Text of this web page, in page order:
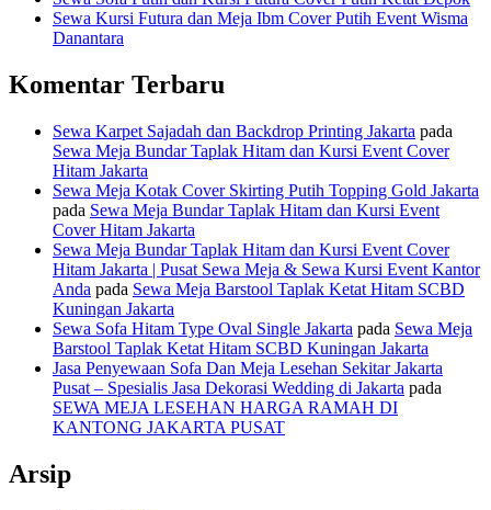
Sewa Kursi Futura dan Meja Ibm Cover Putih Event Wisma
Danantara
Komentar Terbaru
Sewa Karpet Sajadah dan Backdrop Printing Jakarta pada
Sewa Meja Bundar Taplak Hitam dan Kursi Event Cover
Hitam Jakarta
Sewa Meja Kotak Cover Skirting Putih Topping Gold Jakarta
pada Sewa Meja Bundar Taplak Hitam dan Kursi Event
Cover Hitam Jakarta
Sewa Meja Bundar Taplak Hitam dan Kursi Event Cover
Hitam Jakarta | Pusat Sewa Meja & Sewa Kursi Event Kantor
Anda pada Sewa Meja Barstool Taplak Ketat Hitam SCBD
Kuningan Jakarta
Sewa Sofa Hitam Type Oval Single Jakarta pada Sewa Meja
Barstool Taplak Ketat Hitam SCBD Kuningan Jakarta
Jasa Penyewaan Sofa Dan Meja Lesehan Sekitar Jakarta
Pusat – Spesialis Jasa Dekorasi Wedding di Jakarta pada
SEWA MEJA LESEHAN HARGA RAMAH DI
KANTONG JAKARTA PUSAT
Arsip